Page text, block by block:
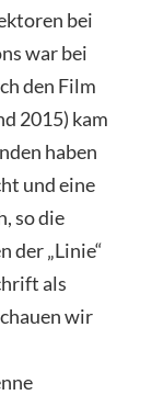
bei
war bei
den Film
2015) kam
haben
und eine
so die
der „Linie“
als
wir